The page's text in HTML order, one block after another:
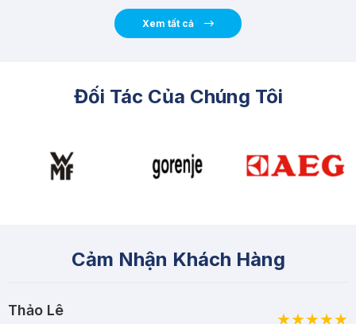
Xem tất cả
Đối Tác Của Chúng Tôi
Cảm Nhận Khách Hàng
Cầu thủ Văn Toàn
Diễn viên Đan Lê
Minh Lê
Thảo Lê